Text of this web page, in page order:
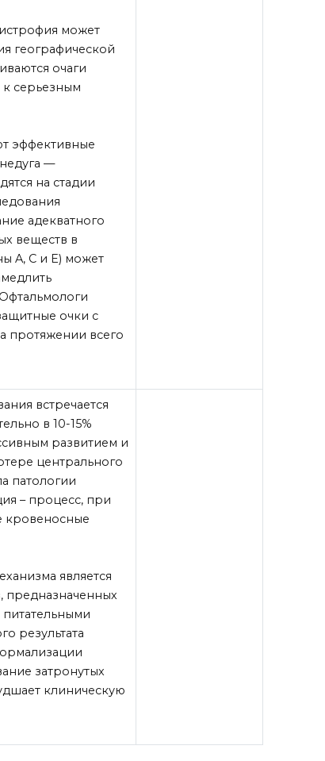
может
географической
очаги
серьезным
эффективные
—
на стадии
адекватного
веществ в
A, C и E) может
очки с
протяжении всего
встречается
в 10-15%
развитием и
центрального
патологии
– процесс, при
кровеносные
является
предназначенных
питательными
результата
затронутых
клиническую